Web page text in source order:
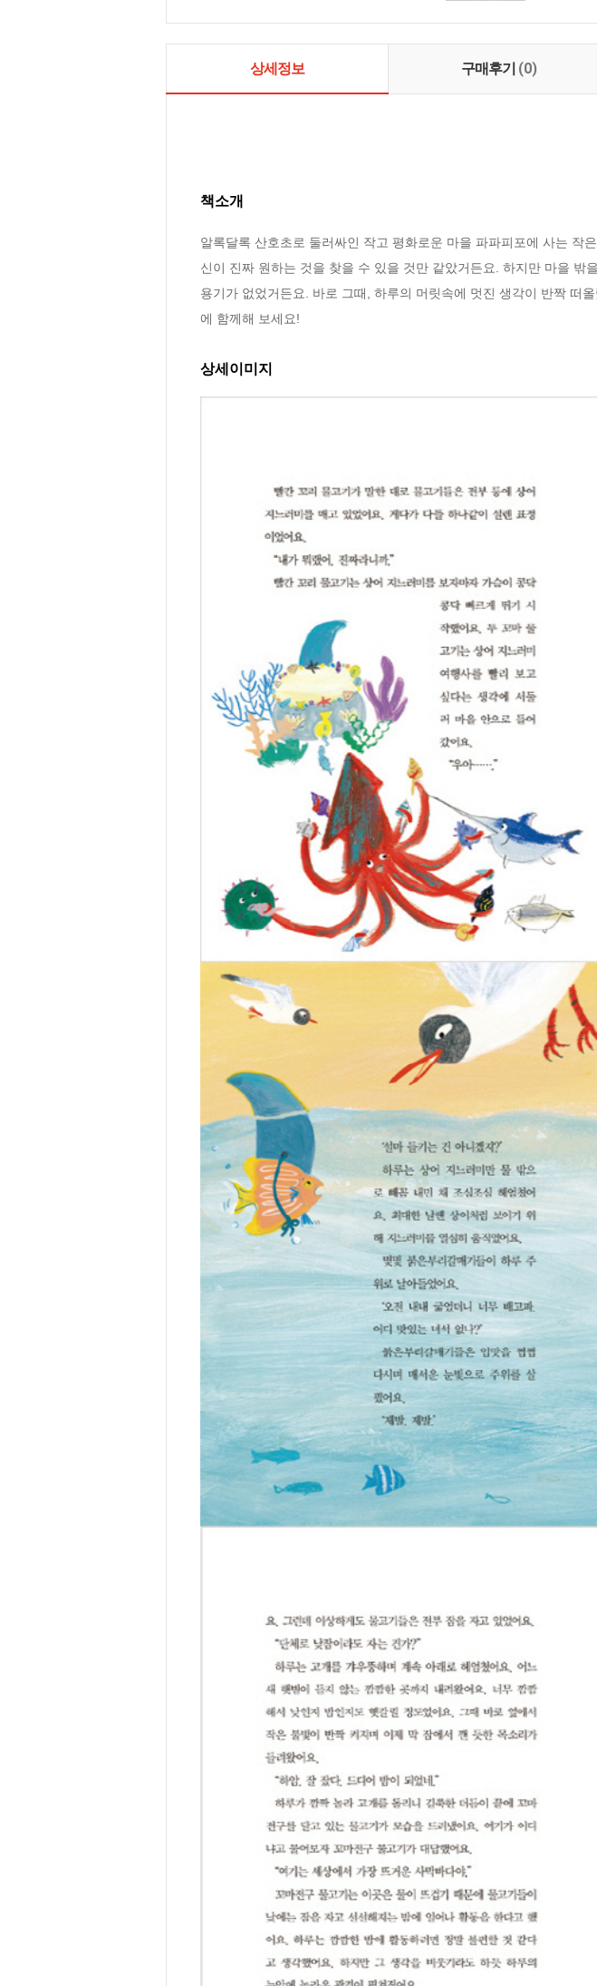
상세정보 구매후기 (0)
책소개
알록달록 산호초로 둘러싸인 작고 평화로운 마을 파파피포에 사는 작
신이 진짜 원하는 것을 찾을 수 있을 것만 같았거든요. 하지만 마을
용기가 없었거든요. 바로 그때, 하루의 머릿속에 멋진 생각이 반짝 떠
에 함께해 보세요!
상세이미지